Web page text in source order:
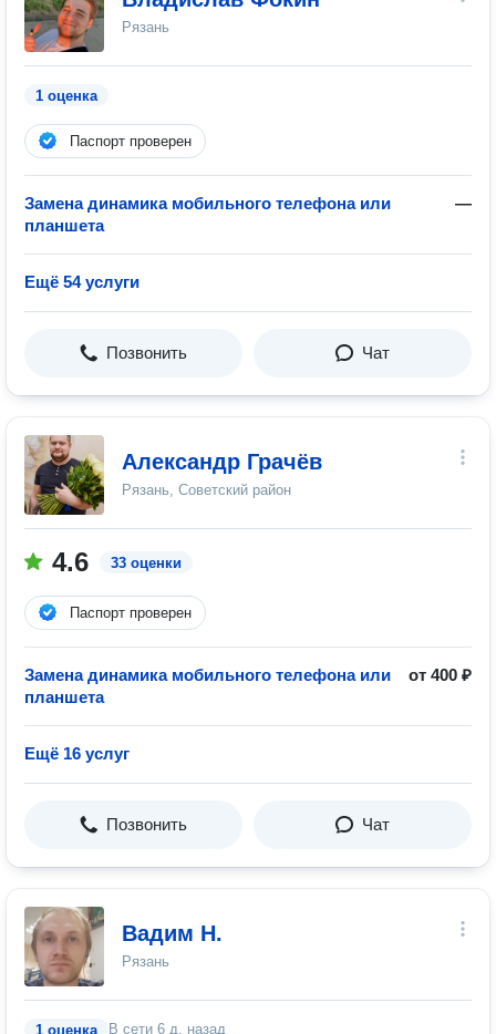
Рязань
1 оценка
Паспорт проверен
Замена динамика мобильного телефона или
планшета
—
Ещё 54 услуги
Позвонить Чат
Александр Грачёв
Рязань, Советский район
4.6 33 оценки
Паспорт проверен
Замена динамика мобильного телефона или
планшета
от 400 ₽
Ещё 16 услуг
Позвонить Чат
Вадим Н.
Рязань
1 оценка В сети 6 д. назад